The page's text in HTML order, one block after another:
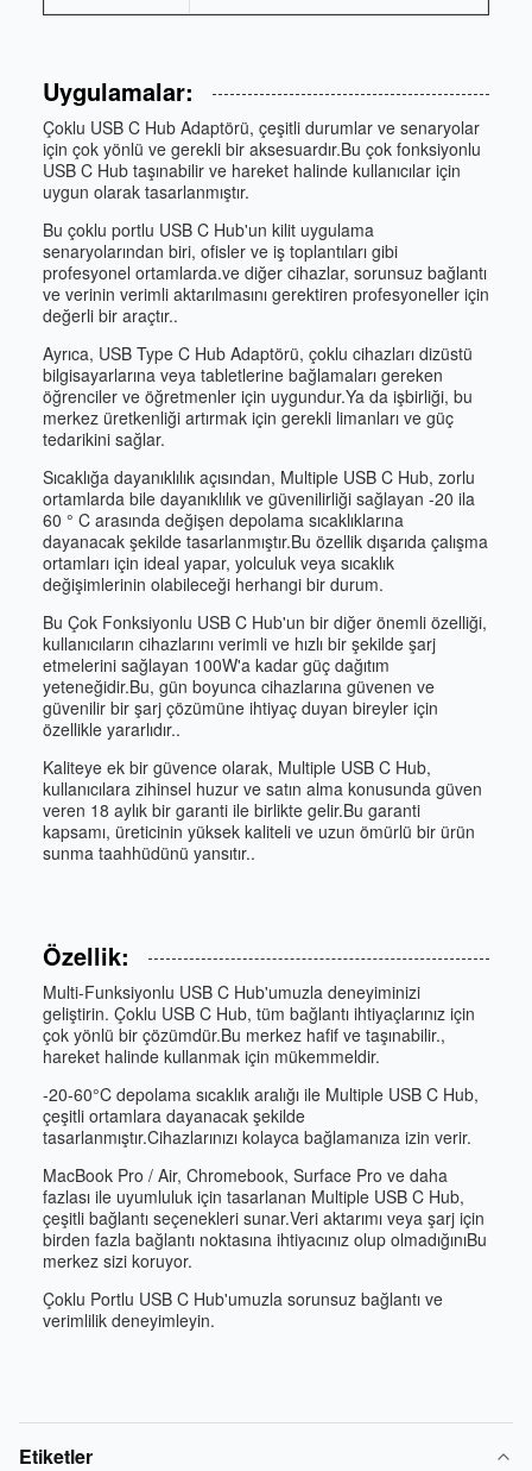
Uygulamalar:
Çoklu USB C Hub Adaptörü, çeşitli durumlar ve senaryolar
için çok yönlü ve gerekli bir aksesuardır.Bu çok fonksiyonlu
USB C Hub taşınabilir ve hareket halinde kullanıcılar için
uygun olarak tasarlanmıştır.
Bu çoklu portlu USB C Hub'un kilit uygulama
senaryolarından biri, ofisler ve iş toplantıları gibi
profesyonel ortamlarda.ve diğer cihazlar, sorunsuz bağlantı
ve verinin verimli aktarılmasını gerektiren profesyoneller için
değerli bir araçtır..
Ayrıca, USB Type C Hub Adaptörü, çoklu cihazları dizüstü
bilgisayarlarına veya tabletlerine bağlamaları gereken
öğrenciler ve öğretmenler için uygundur.Ya da işbirliği, bu
merkez üretkenliği artırmak için gerekli limanları ve güç
tedarikini sağlar.
Sıcaklığa dayanıklılık açısından, Multiple USB C Hub, zorlu
ortamlarda bile dayanıklılık ve güvenilirliği sağlayan -20 ila
60 ° C arasında değişen depolama sıcaklıklarına
dayanacak şekilde tasarlanmıştır.Bu özellik dışarıda çalışma
ortamları için ideal yapar, yolculuk veya sıcaklık
değişimlerinin olabileceği herhangi bir durum.
Bu Çok Fonksiyonlu USB C Hub'un bir diğer önemli özelliği,
kullanıcıların cihazlarını verimli ve hızlı bir şekilde şarj
etmelerini sağlayan 100W'a kadar güç dağıtım
yeteneğidir.Bu, gün boyunca cihazlarına güvenen ve
güvenilir bir şarj çözümüne ihtiyaç duyan bireyler için
özellikle yararlıdır..
Kaliteye ek bir güvence olarak, Multiple USB C Hub,
kullanıcılara zihinsel huzur ve satın alma konusunda güven
veren 18 aylık bir garanti ile birlikte gelir.Bu garanti
kapsamı, üreticinin yüksek kaliteli ve uzun ömürlü bir ürün
sunma taahhüdünü yansıtır..
Özellik:
Multi-Funksiyonlu USB C Hub'umuzla deneyiminizi
geliştirin. Çoklu USB C Hub, tüm bağlantı ihtiyaçlarınız için
çok yönlü bir çözümdür.Bu merkez hafif ve taşınabilir.,
hareket halinde kullanmak için mükemmeldir.
-20-60°C depolama sıcaklık aralığı ile Multiple USB C Hub,
çeşitli ortamlara dayanacak şekilde
tasarlanmıştır.Cihazlarınızı kolayca bağlamanıza izin verir.
MacBook Pro / Air, Chromebook, Surface Pro ve daha
fazlası ile uyumluluk için tasarlanan Multiple USB C Hub,
çeşitli bağlantı seçenekleri sunar.Veri aktarımı veya şarj için
birden fazla bağlantı noktasına ihtiyacınız olup olmadığınıBu
merkez sizi koruyor.
Çoklu Portlu USB C Hub'umuzla sorunsuz bağlantı ve
verimlilik deneyimleyin.
Etiketler